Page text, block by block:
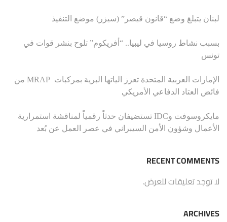
لبنان يتبلغ وضع “قانون قيصر” (سيزر) موضع التنفيذ
بسبب نشاط روسيا في ليبيا.. “أفريكوم” تلوح بنشر قوات في
تونس
الإمارات العربية المتحدة تعزز الياتها البرية بمركبات MRAP من
فائض العتاد الدفاعي الأمريكي
مايكروسوفت وIDC تستضيفان حدثاً رقمياً لمناقشة استمرارية
الأعمال وشؤون الأمن السيبراني في عصر العمل عن بُعد
RECENT COMMENTS
لا توجد تعليقات للعرض.
ARCHIVES